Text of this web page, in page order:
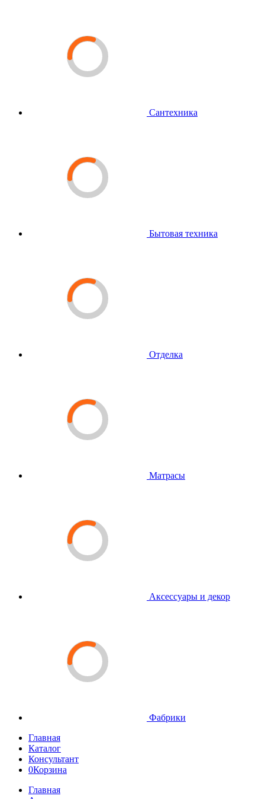
Сантехника
Бытовая техника
Отделка
Матрасы
Аксессуары и декор
Фабрики
Главная
Каталог
Консультант
0Корзина
Главная